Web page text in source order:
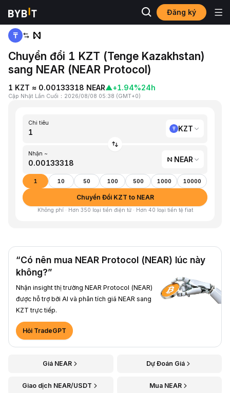
Đăng ký
Trang chủ
Chuyển đổi 1 KZT (Tenge Kazakhstan)
sang NEAR (NEAR Protocol)
1 KZT ≈ 0.00133318 NEAR▲+1.94%24h
Cập Nhật Lần Cuối ： 2026/08/08 05:38 (GMT+0)
Chi tiêu
KZT
Nhận ~
NEAR
1 10 50 100 500 1000 10000
Chuyển Đổi KZT to NEAR
Không phí · Hơn 350 loại tiền điện tử · Hơn 40 loại tiền tệ fiat
“Có nên mua NEAR Protocol (NEAR) lúc này
không?”
Nhận insight thị trường NEAR Protocol (NEAR)
được hỗ trợ bởi AI và phân tích giá NEAR sang
KZT trực tiếp.
Hỏi TradeGPT
Giá NEAR Dự Đoán Giá
Giao dịch NEAR/USDT Mua NEAR